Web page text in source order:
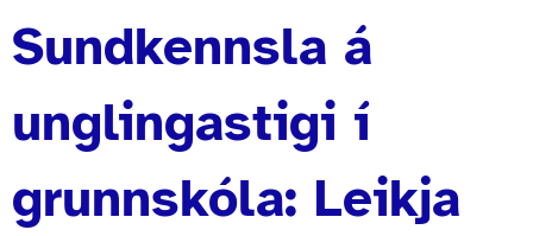
Sundkennsla á
unglingastigi í
grunnskóla: Leikja